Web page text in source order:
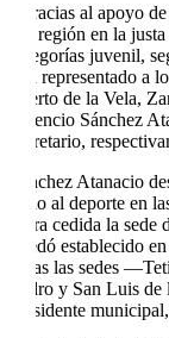
“Gracias al apoyo
esa región en la
categorías juvenil,
han representado a
Puerto de la Vela,
Fidencio Sánchez
secretario,
Sánchez Atanacio
dado al deporte en
fuera cedida la
quedó establecido
todas las sedes
Pedro y San Luis
presidente